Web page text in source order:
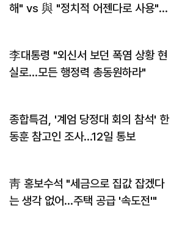
해" vs 與 "정치적 어젠다로 사용"
李대통령 "외신서 보던 폭염 상황 현
실로…모든 행정력 총동원하라"
종합특검, '계엄 당정대 회의 참석' 한
동훈 참고인 조사...12일 통보
靑 홍보수석 "세금으로 집값 잡겠다
는 생각 없어…주택 공급 '속도전'"